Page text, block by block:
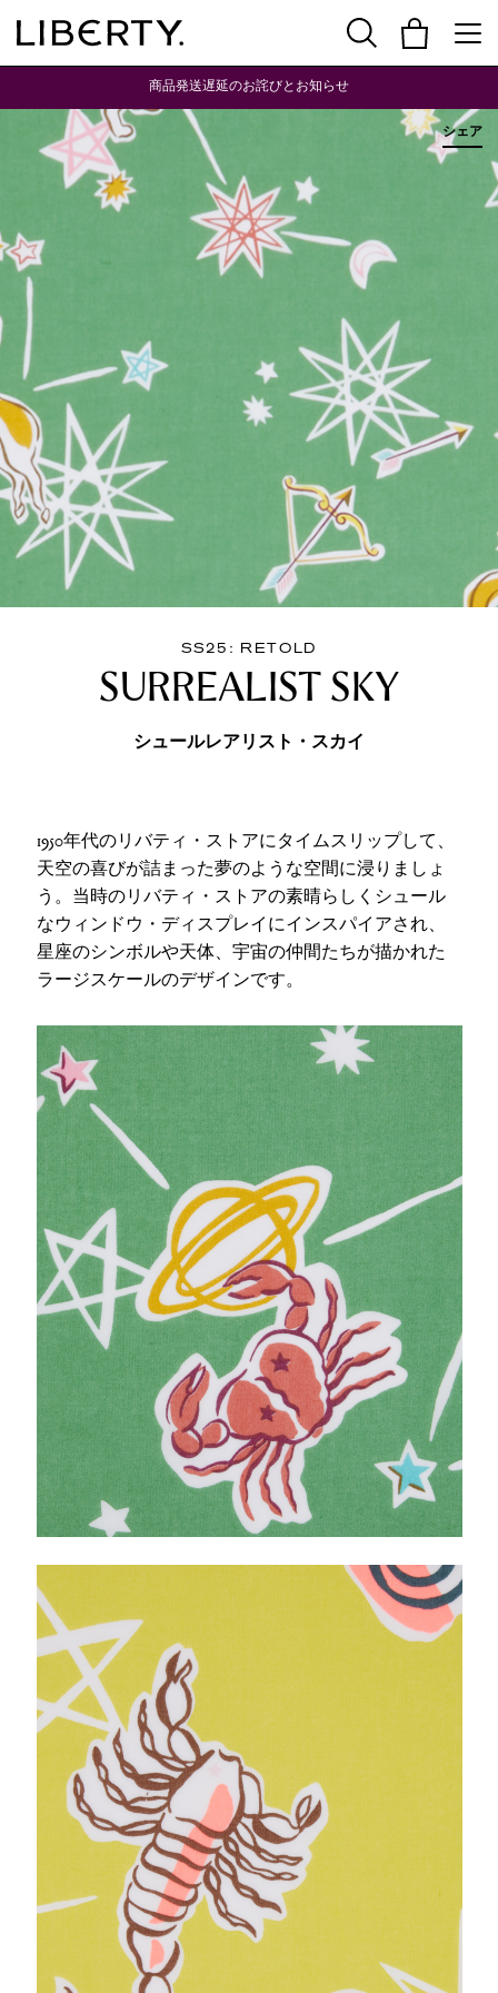
商品発送遅延のお詫びとお知らせ
シェア
SS25: RETOLD
SURREALIST SKY
シュールレアリスト・スカイ
1950年代のリバティ・ストアにタイムスリップして、
天空の喜びが詰まった夢のような空間に浸りましょ
う。当時のリバティ・ストアの素晴らしくシュール
なウィンドウ・ディスプレイにインスパイアされ、
星座のシンボルや天体、宇宙の仲間たちが描かれた
ラージスケールのデザインです。